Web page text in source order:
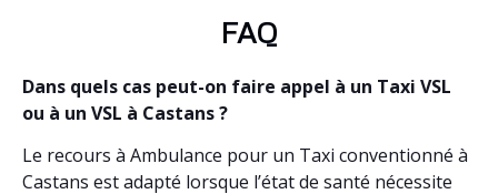
FAQ
Dans quels cas peut-on faire appel à un Taxi VSL
ou à un VSL à Castans ?
Le recours à Ambulance pour un Taxi conventionné à
Castans est adapté lorsque l’état de santé nécessite